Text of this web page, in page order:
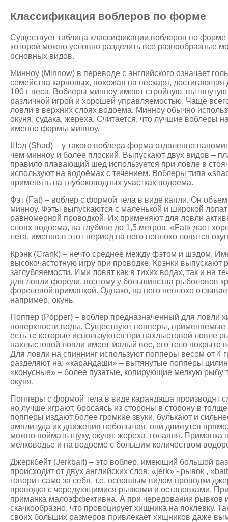
Классификация воблеров по форме
Существует таблица классификации воблеров по форме
которой можно условно разделить все разнообразные
основных видов.
Минноу (Minnow) в переводе с английского означает
семейства карповых, похожая на пескаря,
100 г веса. Воблеры минноу имеют стройную,
различной игрой и хорошей управляемостью. Чаще
ловли в верхних слоях водоема. Минноу обычно
окуня, судака, жереха. Считается, что лучшие воблеры
именно формы минноу.
Шэд (Shad) – у такого воблера форма отдаленно
чем минноу и более плоский. Выпускают двух видов –
правило плавающий шед используется при ловле в
используют на водоёмах с течением. Воблеры типа
применять на глубоководных участках водоема.
Фэт (Fat) – воблер с формой тела в виде капли. Он
минноу. Фэты выпускаются с маленькой и широкой
равномерной проводкой. Их применяют для ловли
слоях водоема, на глубине до 1,5 метров. «Fat» дает
лета, именно в этот период на него неплохо ловятся
Крэнк (Crank) – нечто среднее между фэтом и шэдом.
высокочастотную игру при проводке. Крэнки выпускают
заглубляемости. Ими ловят как в тихих водах, так и на
для ловли форели, поэтому у большинства рыболовов
форелевой приманкой. Однако, на него неплохо
например, окунь.
Поппер (Popper) – воблер предназначенный для ловли
поверхности воды. Существуют попперы, применяемые
есть те которые используются при нахлыстовой ловле
нахлыстовой ловли имеет малый вес, его тело покрыто
Для ловли на спиннинг используют попперы весом от 4
разделяют на: «карандаши» – вытянутые попперы
«конусные» – более пузатые, копирующие мелкую рыбу
окуня.
Попперы с формой тела в виде карандаша производят
но лучше играют, бросаясь из стороны в сторону в
попперы издают более громкие звуки, булькают и
амплитуда их движения небольшая, они движутся
можно поймать щуку, окуня, жереха, голавля. Приманка
мелководье и на водоеме с большим количеством
Джеркбейт (Jerkbait) – это воблер, имеющий большой
происходит от двух английских слов, «jerk» - рывок ,
говорит само за себя, т.е. основным видом проводки
проводка с чередующимися рывками и остановками.
приманка малоэффективна. А при чередовании рывков
скачкообразно, что провоцирует хищника на поклевку.
своих больших размеров привлекает хищников даже